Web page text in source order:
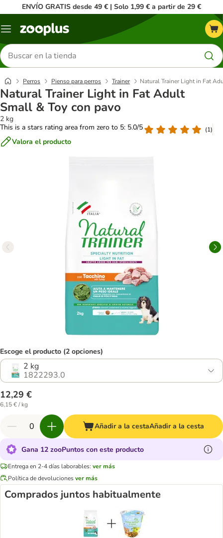
ENVÍO GRATIS desde 49 € | Solo 1,99 € a partir de 29 €
Menú
Buscar
productos
Perros Pienso para perros Trainer Natural Trainer Light in Fat
Natural Trainer Light in Fat Adult
Small & Toy con pavo
2 kg
This is a stars rating area from zero to 5: 5.0/5
(1)
Valora el producto
Escoge el producto (2 opciones)
2 kg
1822293.0
12,29 €
6,15 € / kg
Añadir a la cestaAñadir a la cesta
Gana 12 zooPuntos con este producto
Entrega en 2-4 días laborables: ver más
Política de devolucionesver más
Comprados juntos habitualmente